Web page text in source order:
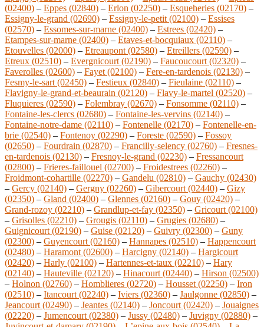
(02400) – Eppes (02840) – Erlon (02250) – Esqueheries (02170) –
Essigny-le-grand (02690) – Essigny-le-petit (02100) – Essises
(02570) – Essomes-sur-marne (02400) – Estrees (02420) –
Etampes-sur-marne (02400) – Etaves-et-bocquiaux (02110) –
Etouvelles (02000) – Etreaupont (02580) – Etreillers (02590) –
Etreux (02510) – Evergnicourt (02190) – Faucoucourt (02320) –
Faverolles (02600) – Fayet (02100) – Fere-en-tardenois (02130) –
Fesmy-le-sart (02450) – Festieux (02840) – Fieulaine (02110) –
Flavigny-le-grand-et-beaurain (02120) – Flavy-le-martel (02520) –
Fluquieres (02590) – Folembray (02670) – Fonsomme (02110) –
Fontaine-les-clercs (02680) – Fontaine-les-vervins (02140) –
Fontaine-notre-dame (02110) – Fontenelle (02170) – Fontenelle-en-
brie (02540) – Fontenoy (02290) – Foreste (02590) – Fossoy
(02650) – Fourdrain (02870) – Francilly-selency (02760) – Fresnes-
en-tardenois (02130) – Fresnoy-le-grand (02230) – Fressancourt
(02800) – Frieres-faillouel (02700) – Froidestrees (02260) –
Froidmont-cohartille (02270) – Gandelu (02810) – Gauchy (02430)
– Gercy (02140) – Gergny (02260) – Gibercourt (02440) – Gizy
(02350) – Gland (02400) – Glennes (02160) – Gouy (02420) –
Grand-rozoy (02210) – Grandlup-et-fay (02350) – Gricourt (02100)
– Grisolles (02210) – Grougis (02110) – Grugies (02680) –
Guignicourt (02190) – Guise (02120) – Guivry (02300) – Guny
(02300) – Guyencourt (02160) – Hannapes (02510) – Happencourt
(02480) – Haramont (02600) – Harcigny (02140) – Hargicourt
(02420) – Harly (02100) – Hartennes-et-taux (02210) – Hary
(02140) – Hauteville (02120) – Hinacourt (02440) – Hirson (02500)
– Holnon (02760) – Homblieres (02720) – Housset (02250) – Iron
(02510) – Itancourt (02240) – Iviers (02360) – Jaulgonne (02850) –
Jeancourt (02490) – Jeantes (02140) – Joncourt (02420) – Jouaignes
(02220) – Jumencourt (02380) – Jussy (02480) – Juvigny (02880) –